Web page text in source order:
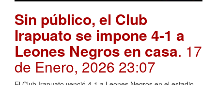
Sin público, el Club
Irapuato se impone 4-1 a
Leones Negros en casa. 17
de Enero, 2026 23:07